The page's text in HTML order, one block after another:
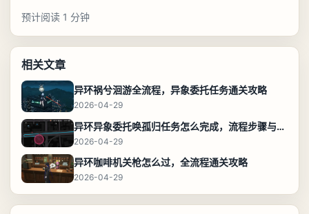
预计阅读 1 分钟
相关文章
异环祸兮洄游全流程，异象委托任务通关攻略
2026-04-29
异环异象委托唤孤归任务怎么完成，流程步骤与位置攻略
2026-04-29
异环咖啡机关枪怎么过，全流程通关攻略
2026-04-29